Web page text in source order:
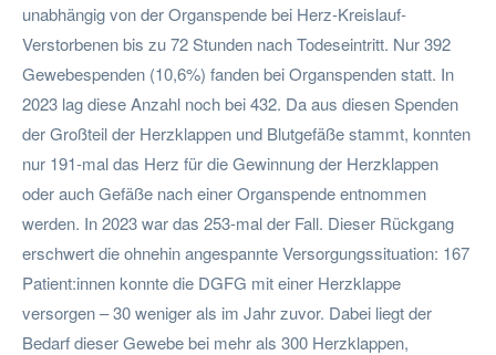
unabhängig von der Organspende bei Herz-Kreislauf-
Verstorbenen bis zu 72 Stunden nach Todeseintritt. Nur 392
Gewebespenden (10,6%) fanden bei Organspenden statt. In
2023 lag diese Anzahl noch bei 432. Da aus diesen Spenden
der Großteil der Herzklappen und Blutgefäße stammt, konnten
nur 191-mal das Herz für die Gewinnung der Herzklappen
oder auch Gefäße nach einer Organspende entnommen
werden. In 2023 war das 253-mal der Fall. Dieser Rückgang
erschwert die ohnehin angespannte Versorgungssituation: 167
Patient:innen konnte die DGFG mit einer Herzklappe
versorgen – 30 weniger als im Jahr zuvor. Dabei liegt der
Bedarf dieser Gewebe bei mehr als 300 Herzklappen,